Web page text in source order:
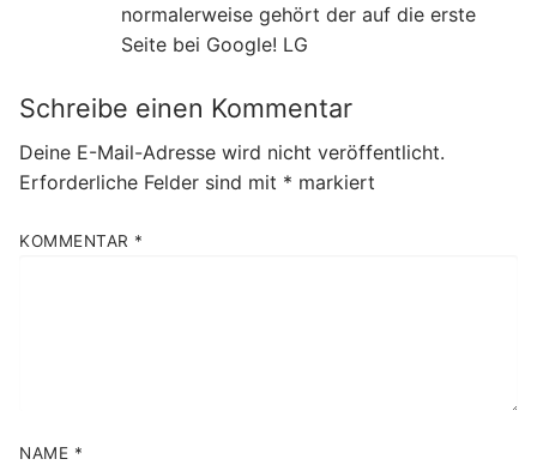
normalerweise gehört der auf die erste
Seite bei Google! LG
Schreibe einen Kommentar
Deine E-Mail-Adresse wird nicht veröffentlicht.
Erforderliche Felder sind mit * markiert
KOMMENTAR *
NAME *